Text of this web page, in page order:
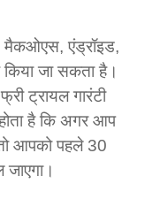
मैकओएस, एंड्रॉइड,
जा सकता है।
ट्रायल गारंटी
है कि अगर आप
आपको पहले 30
जाएगा।